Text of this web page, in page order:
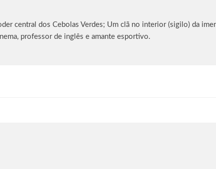
central dos Cebolas Verdes; Um clã no interior (sigilo) da
professor de inglês e amante esportivo.